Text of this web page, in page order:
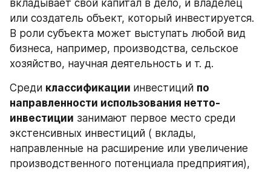
вкладывает свой капитал в дело, и владелец
или создатель объект, который инвестируется.
В роли субъекта может выступать любой вид
бизнеса, например, производства, сельское
хозяйство, научная деятельность и т. д.
Среди классификации инвестиций по
направленности использования нетто-
инвестиции занимают первое место среди
экстенсивных инвестиций ( вклады,
направленные на расширение или увеличение